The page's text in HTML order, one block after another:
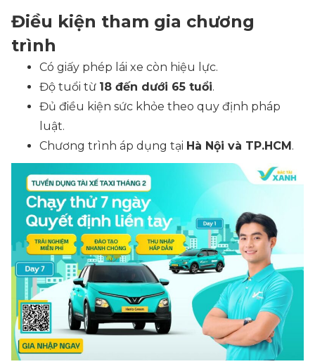
Điều kiện tham gia chương
trình
Có giấy phép lái xe còn hiệu lực.
Độ tuổi từ 18 đến dưới 65 tuổi.
Đủ điều kiện sức khỏe theo quy định pháp
luật.
Chương trình áp dụng tại Hà Nội và TP.HCM.